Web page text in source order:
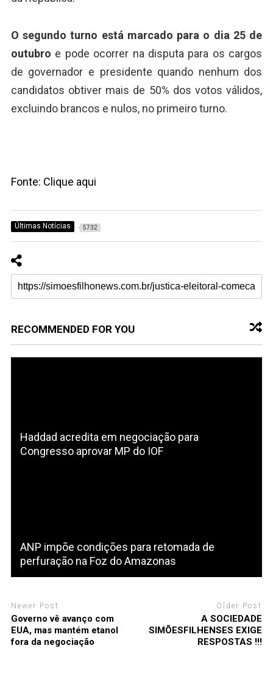
O segundo turno está marcado para o dia 25 de
outubro e pode ocorrer na disputa para os cargos
de governador e presidente quando nenhum dos
candidatos obtiver mais de 50% dos votos válidos,
excluindo brancos e nulos, no primeiro turno.
Fonte: Clique aqui
Últimas Notícias 5732
RECOMMENDED FOR YOU
Haddad acredita em negociação para
Congresso aprovar MP do IOF
ANP impõe condições para retomada de
perfuração na Foz do Amazonas
Newer Post
Governo vê avanço com
EUA, mas mantém etanol
fora da negociação
Older Post
A SOCIEDADE
SIMÕESFILHENSES EXIGE
RESPOSTAS !!!